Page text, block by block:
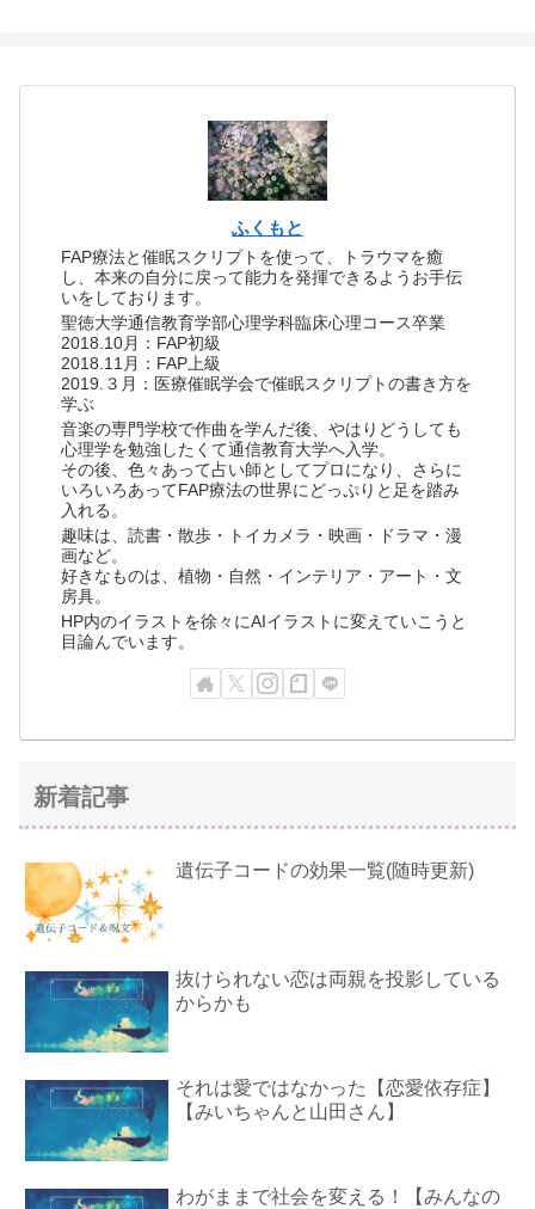
ふくもと
FAP療法と催眠スクリプトを使って、トラウマを癒
し、本来の自分に戻って能力を発揮できるようお手伝
いをしております。
聖徳大学通信教育学部心理学科臨床心理コース卒業
2018.10月：FAP初級
2018.11月：FAP上級
2019.３月：医療催眠学会で催眠スクリプトの書き方を
学ぶ
音楽の専門学校で作曲を学んだ後、やはりどうしても
心理学を勉強したくて通信教育大学へ入学。
その後、色々あって占い師としてプロになり、さらに
いろいろあってFAP療法の世界にどっぷりと足を踏み
入れる。
趣味は、読書・散歩・トイカメラ・映画・ドラマ・漫
画など。
好きなものは、植物・自然・インテリア・アート・文
房具。
HP内のイラストを徐々にAIイラストに変えていこうと
目論んでいます。
新着記事
遺伝子コードの効果一覧(随時更新)
抜けられない恋は両親を投影している
からかも
それは愛ではなかった【恋愛依存症】
【みいちゃんと山田さん】
わがままで社会を変える！【みんなの